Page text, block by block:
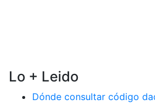
Lo + Leido
Dónde consultar código